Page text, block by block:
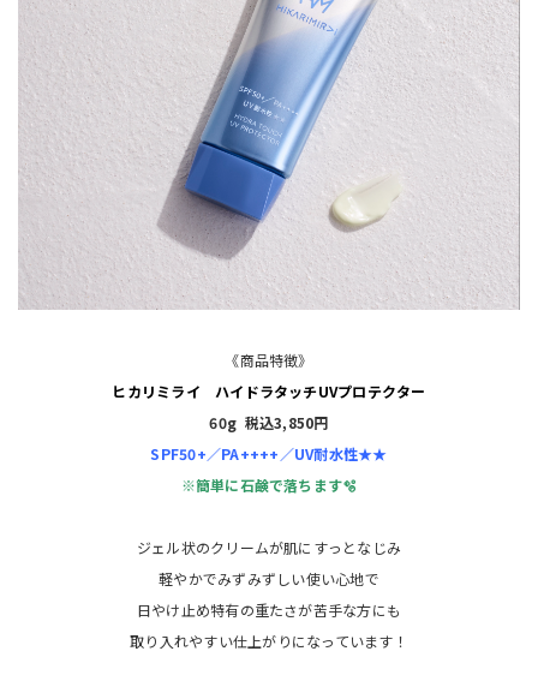
《商品特徴》
ヒカリミライ ハイドラタッチUVプロテクター
60g 税込3,850円
SPF50+／PA++++／UV耐水性★★
※簡単に石鹸で落ちます🫧
ジェル状のクリームが肌にすっとなじみ
軽やかでみずみずしい使い心地で
日やけ止め特有の重たさが苦手な方にも
取り入れやすい仕上がりになっています！